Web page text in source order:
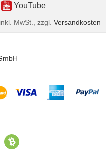
YouTube
inkl. MwSt., zzgl. Versandkosten